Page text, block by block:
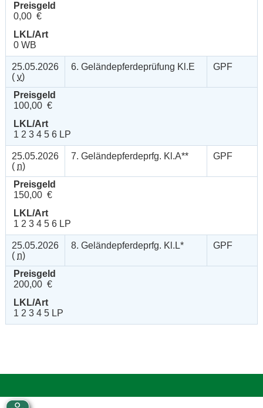
Preisgeld
0,00 €
LKL/Art
0 WB
25.05.2026
( v)
6. Geländepferdeprüfung Kl.E GPF
Preisgeld
100,00 €
LKL/Art
1 2 3 4 5 6 LP
25.05.2026
( n)
7. Geländepferdeprfg. Kl.A** GPF
Preisgeld
150,00 €
LKL/Art
1 2 3 4 5 6 LP
25.05.2026
( n)
8. Geländepferdeprfg. Kl.L* GPF
Preisgeld
200,00 €
LKL/Art
1 2 3 4 5 LP